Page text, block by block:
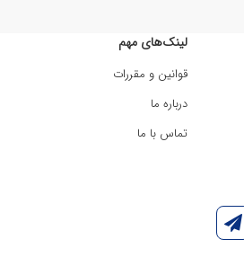
لینک‌های مهم
قوانین و مقررات
درباره ما
تماس با ما